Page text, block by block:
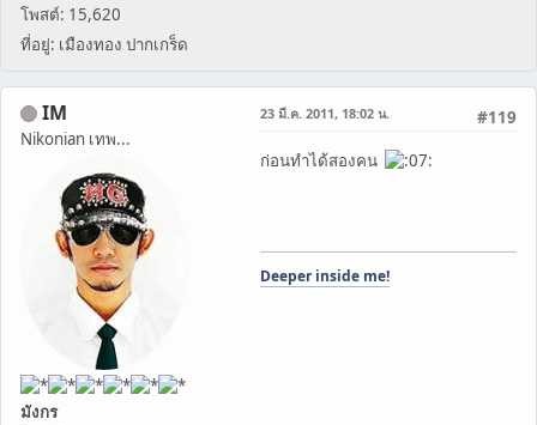
โพสต์: 15,620
ที่อยู่: เมืองทอง ปากเกร็ด
IM
Nikonian เทพ...
มังกร
#119
23 มี.ค. 2011, 18:02 น.
ก่อนทำได้สองคน
Deeper inside me!